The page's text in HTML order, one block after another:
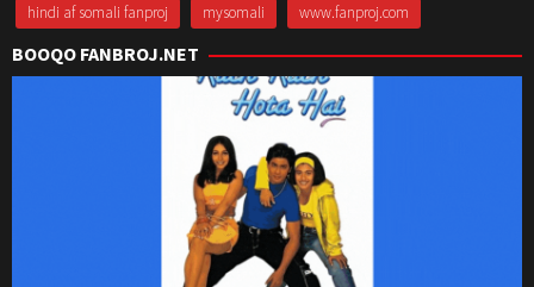
hindi af somali fanproj
mysomali www.fanproj.com
BOOQO FANBROJ.NET